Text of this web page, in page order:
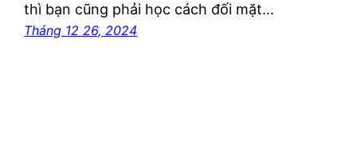
thì bạn cũng phải học cách đối mặt…
Tháng 12 26, 2024